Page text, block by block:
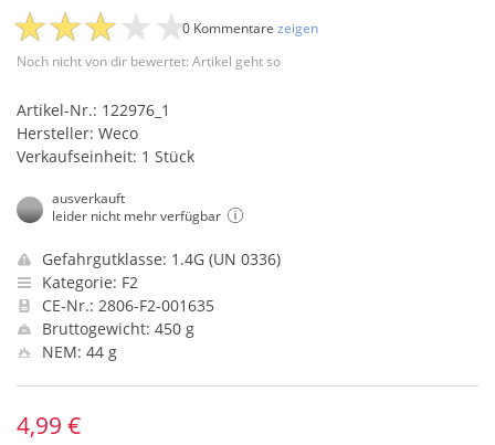
Noch nicht von dir bewertet: Artikel geht so
0 Kommentare zeigen
Artikel-Nr.: 122976_1
Hersteller: Weco
Verkaufseinheit: 1 Stück
ausverkauft
leider nicht mehr verfügbar
Gefahrgutklasse: 1.4G (UN 0336)
Kategorie: F2
CE-Nr.: 2806-F2-001635
Bruttogewicht: 450 g
NEM: 44 g
4,99 €